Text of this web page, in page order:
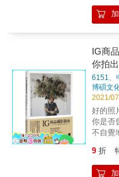
更多
新月異
敏銳度與觀察力
一門枯
每支手
（透過
光、虛
術的幫
食、文
等「生
的行為了。 透過本書，您將
眼睛為
燈光
圖例中
業機密。 只要學會這些職人等級的
用，搭
一切。
誘人的食物美照
美國專業食物
攝影師&
鄧博仁
食物攝影
的專業
美食物
精心
簡單！
踏入商
在IG分
攝，一
香氣的食
IG商
你拍
6151、
博碩文
2021/
好的照片，
你是否
不自覺地讚嘆 「為什麼
以販賣
性很強
9 折